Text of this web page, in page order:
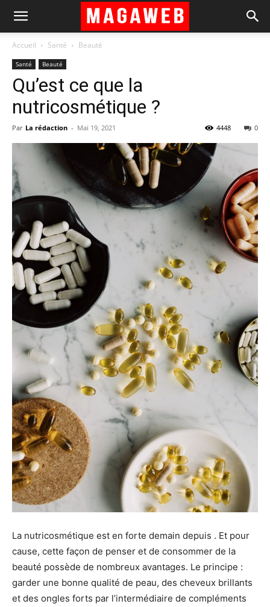
Accueil Santé Beauté
Santé Beauté
Qu’est ce que la
nutricosmétique ?
Par La rédaction - Mai 19, 2021 0
4448
La nutricosmétique est en forte demain depuis . Et pour
cause, cette façon de penser et de consommer de la
beauté possède de nombreux avantages. Le principe :
garder une bonne qualité de peau, des cheveux brillants
et des ongles forts par l’intermédiaire de compléments